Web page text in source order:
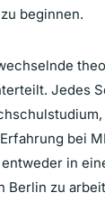
beginnen.
Jedes
bei
in
Berlin zu